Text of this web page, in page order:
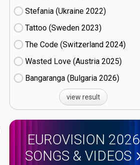
Stefania (Ukraine
22)
Tattoo (Sweden
23)
The Code (Switzerland
24)
Wasted Love (Austria
25)
Bangaranga (Bulgaria
26)
view result
EUROVISION 2026
SONGS & VIDEOS